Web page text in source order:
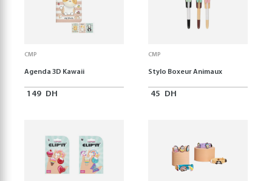
CMP
Agenda 3D Kawaii
149 DH
CMP
Stylo Boxeur Animaux
45 DH